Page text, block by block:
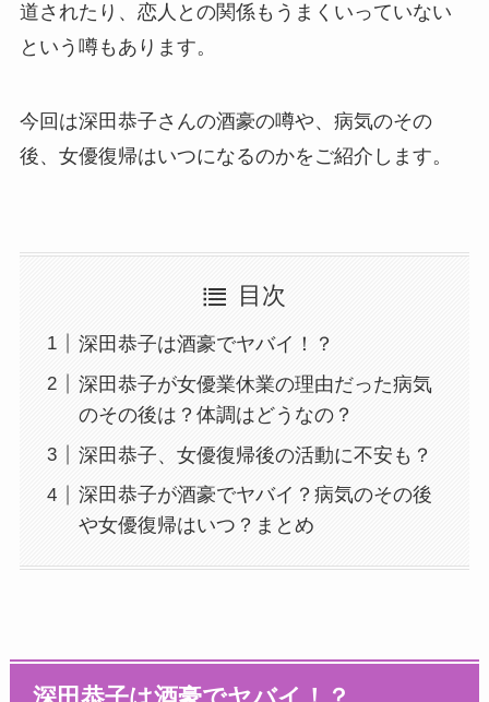
道されたり、恋人との関係もうまくいっていない
という噂もあります。
今回は深田恭子さんの酒豪の噂や、病気のその
後、女優復帰はいつになるのかをご紹介します。
目次
深田恭子は酒豪でヤバイ！？
深田恭子が女優業休業の理由だった病気
のその後は？体調はどうなの？
深田恭子、女優復帰後の活動に不安も？
深田恭子が酒豪でヤバイ？病気のその後
や女優復帰はいつ？まとめ